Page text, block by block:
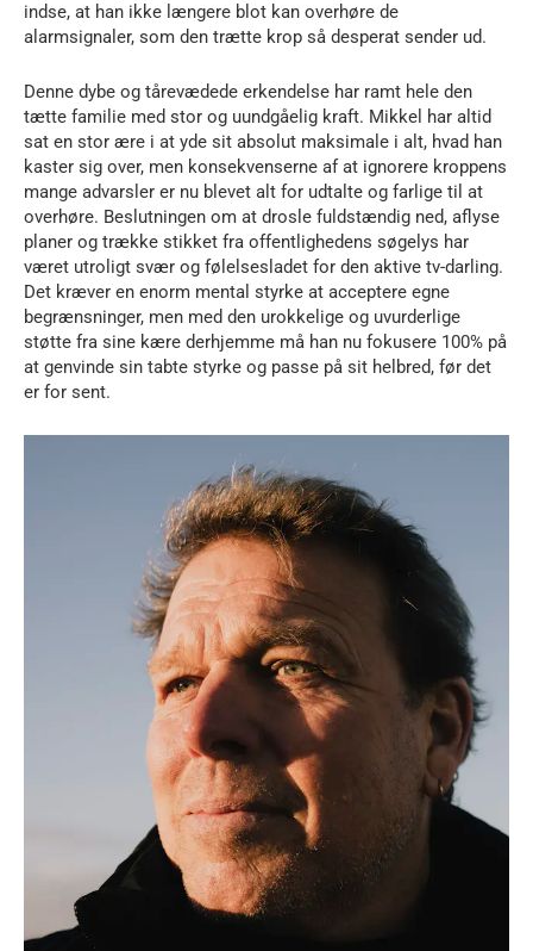
indse, at han ikke længere blot kan overhøre de
alarmsignaler, som den trætte krop så desperat sender ud.
Denne dybe og tårevædede erkendelse har ramt hele den
tætte familie med stor og uundgåelig kraft. Mikkel har altid
sat en stor ære i at yde sit absolut maksimale i alt, hvad han
kaster sig over, men konsekvenserne af at ignorere kroppens
mange advarsler er nu blevet alt for udtalte og farlige til at
overhøre. Beslutningen om at drosle fuldstændig ned, aflyse
planer og trække stikket fra offentlighedens søgelys har
været utroligt svær og følelsesladet for den aktive tv-darling.
Det kræver en enorm mental styrke at acceptere egne
begrænsninger, men med den urokkelige og uvurderlige
støtte fra sine kære derhjemme må han nu fokusere 100% på
at genvinde sin tabte styrke og passe på sit helbred, før det
er for sent.